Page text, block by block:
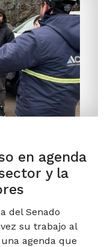
en agenda
y la
del Senado
su trabajo al
agenda que